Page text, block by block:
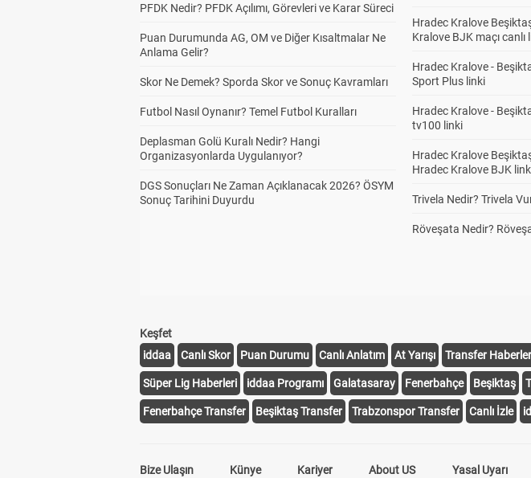
PFDK Nedir? PFDK Açılımı, Görevleri ve Karar Süreci
Puan Durumunda AG, OM ve Diğer Kısaltmalar Ne
Anlama Gelir?
Skor Ne Demek? Sporda Skor ve Sonuç Kavramları
Futbol Nasıl Oynanır? Temel Futbol Kuralları
Deplasman Golü Kuralı Nedir? Hangi
Organizasyonlarda Uygulanıyor?
DGS Sonuçları Ne Zaman Açıklanacak 2026? ÖSYM
Sonuç Tarihini Duyurdu
Hradec Kralove
Kralove BJK maçı canlı
Hradec Kralove -
Sport Plus linki
Hradec Kralove -
tv100 linki
Hradec Kralove
Hradec Kralove BJK link
Trivela Nedir? Trivela
Röveşata Nedir?
Keşfet
iddaa
Canlı Skor Puan Durumu Canlı Anlatım At Yarışı Transfer
Süper Lig Haberleri iddaa Programı Galatasaray Fenerbahçe Beşiktaş
Fenerbahçe Transfer Beşiktaş Transfer Trabzonspor Transfer Canlı İzle
Bize Ulaşın Künye Kariyer About US Yasal Uyarı